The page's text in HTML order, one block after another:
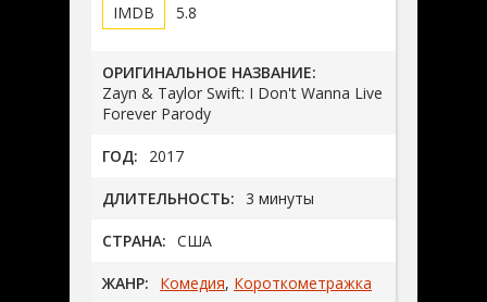
5.8
ОРИГИНАЛЬНОЕ НАЗВАНИЕ:
Zayn & Taylor Swift: I Don't Wanna Live
Forever Parody
ГОД: 2017
ДЛИТЕЛЬНОСТЬ: 3 минуты
СТРАНА: США
ЖАНР: Комедия, Короткометражка